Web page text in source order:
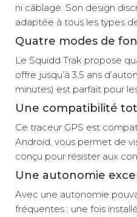
ni câblage. Son design
adaptée à tous les types
Quatre modes de
Le Squidd Trak propose
offre jusqu’à 3,5 ans
minutes) est parfait pour
Une compatibilité
Ce traceur GPS est
Android, vous permet de
conçu pour résister aux
Une autonomie
Avec une autonomie
fréquentes : une fois